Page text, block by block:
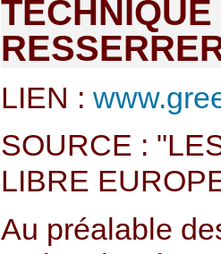
LIEN :
SOURCE :
LIBRE
Au préalable